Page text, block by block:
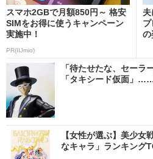
スマホ2GBで月額850円～ 格安
SIMをお得に使うキャンペーン
実施中！
PR(IIJmio)
の
「待たせたな、セー
「タキシード仮面」
【女性が選ぶ】美少女
なキャラ」ランキング